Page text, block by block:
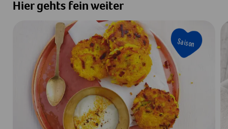
Hier gehts fein weiter
Saison